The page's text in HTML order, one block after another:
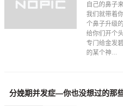
自己的鼻子
我们就带着
个鼻子升级
给你们开个
专门给金发
的某个神...
分娩期并发症—你也没想过的那